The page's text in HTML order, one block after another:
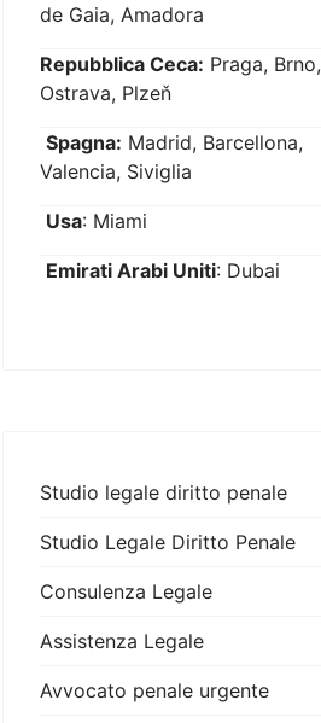
de Gaia, Amadora
Repubblica Ceca: Praga, Brno,
Ostrava, Plzeň
Spagna: Madrid, Barcellona,
Valencia, Siviglia
Usa: Miami
Emirati Arabi Uniti: Dubai
Studio legale diritto penale
Studio Legale Diritto Penale
Consulenza Legale
Assistenza Legale
Avvocato penale urgente